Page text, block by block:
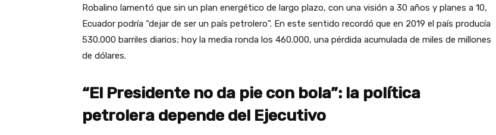
Robalino lamentó que sin un plan energético de largo plazo, con una visión a 30 años y planes a 10,
Ecuador podría “dejar de ser un país petrolero”. En este sentido recordó que en 2019 el país producía
530.000 barriles diarios; hoy la media ronda los 460.000, una pérdida acumulada de miles de millones
de dólares.
“El Presidente no da pie con bola”: la política
petrolera depende del Ejecutivo